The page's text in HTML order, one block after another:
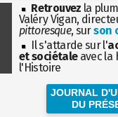
Retrouvez la
Valéry Vigan,
pittoresque, surson
Il s'attarde sur l'
et sociétaleavec la
l'Histoire
JOURNAL
DU